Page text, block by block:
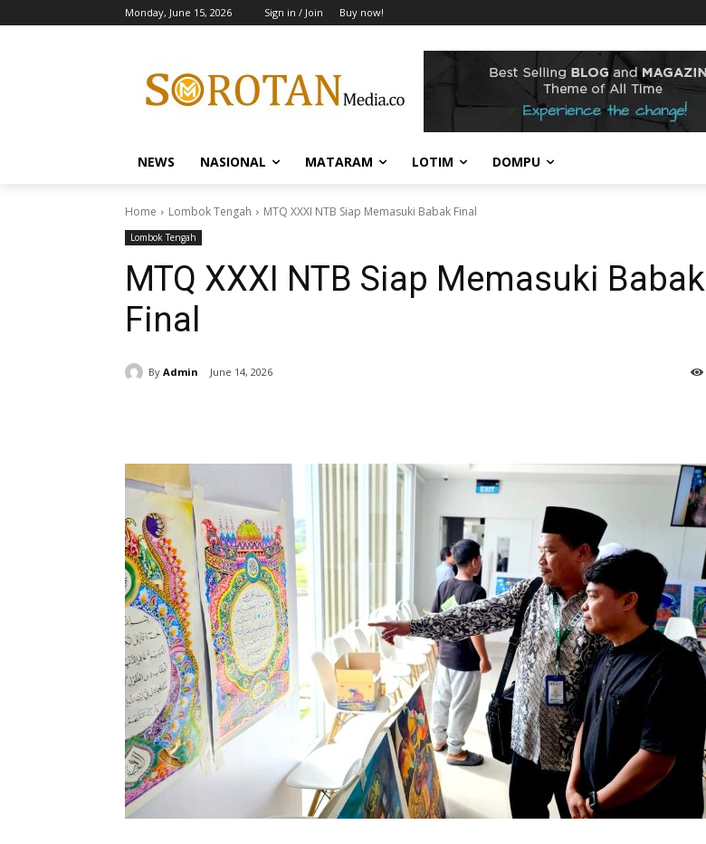
Monday, June 15, 2026 Sign in / Join Buy now!
NEWS NASIONAL MATARAM LOTIM DOMPU
Home Lombok Tengah MTQ XXXI NTB Siap Memasuki Babak Final
Lombok Tengah
MTQ XXXI NTB Siap Memasuki Babak
Final
By Admin June 14, 2026